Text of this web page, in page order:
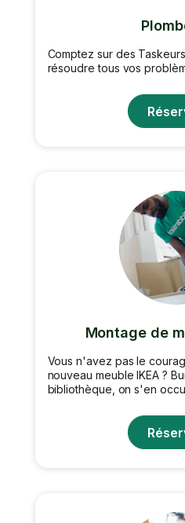
Comptez sur des
résoudre tous vos
Montage de
Vous n'avez pas le
nouveau meuble IKEA ?
bibliothèque, on s'en